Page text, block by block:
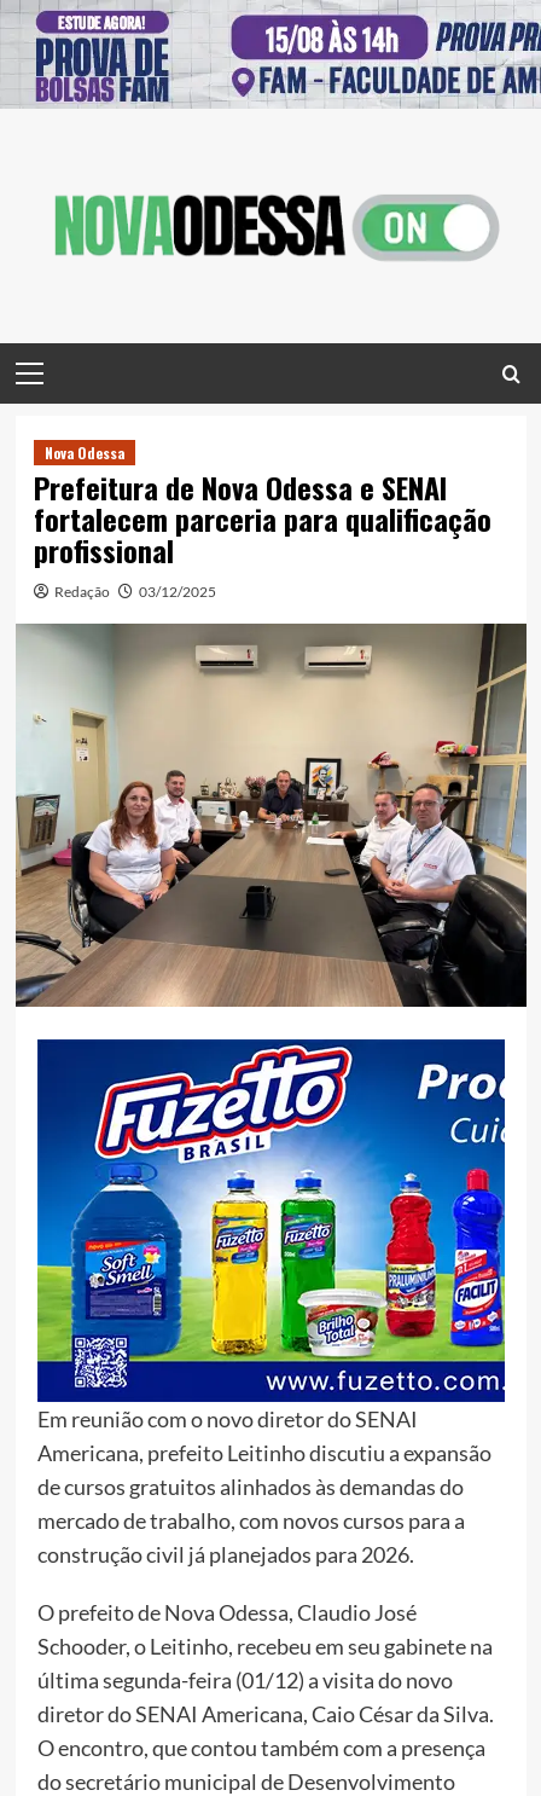
Menu
Nova Odessa
Prefeitura de Nova Odessa e SENAI
fortalecem parceria para qualificação
profissional
Redação 03/12/2025
Em reunião com o novo diretor do SENAI
Americana, prefeito Leitinho discutiu a expansão
de cursos gratuitos alinhados às demandas do
mercado de trabalho, com novos cursos para a
construção civil já planejados para 2026.
O prefeito de Nova Odessa, Claudio José
Schooder, o Leitinho, recebeu em seu gabinete na
última segunda-feira (01/12) a visita do novo
diretor do SENAI Americana, Caio César da Silva.
O encontro, que contou também com a presença
do secretário municipal de Desenvolvimento